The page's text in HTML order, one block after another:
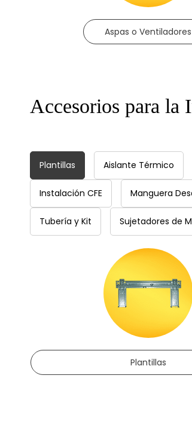
Aspas o Ventiladores
​Accesorios para la
Plantillas Aislante Térmico
Instalación CFE Manguera
Tubería y Kit Sujetadores de
Plantillas